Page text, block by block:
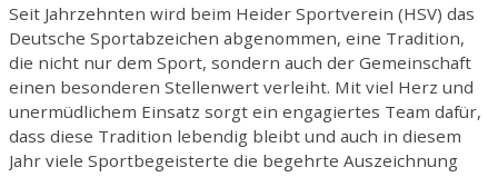
Seit Jahrzehnten wird beim Heider Sportverein (HSV) das
Deutsche Sportabzeichen abgenommen, eine Tradition,
die nicht nur dem Sport, sondern auch der Gemeinschaft
einen besonderen Stellenwert verleiht. Mit viel Herz und
unermüdlichem Einsatz sorgt ein engagiertes Team dafür,
dass diese Tradition lebendig bleibt und auch in diesem
Jahr viele Sportbegeisterte die begehrte Auszeichnung